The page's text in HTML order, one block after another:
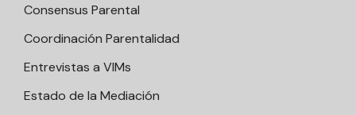
Consensus Parental
Coordinación Parentalidad
Entrevistas a VIMs
Estado de la Mediación